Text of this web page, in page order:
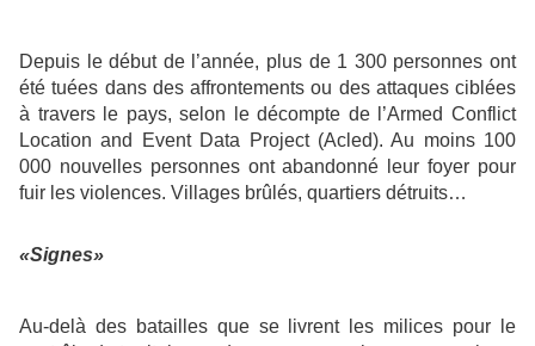
Depuis le début de l’année, plus de 1 300 personnes ont
été tuées dans des affrontements ou des attaques ciblées
à travers le pays, selon le décompte de l’Armed Conflict
Location and Event Data Project (Acled). Au moins 100
000 nouvelles personnes ont abandonné leur foyer pour
fuir les violences. Villages brûlés, quartiers détruits…
«Signes»
Au-delà des batailles que se livrent les milices pour le